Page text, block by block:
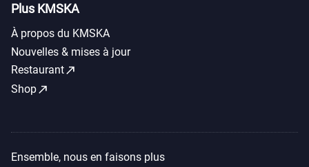
Plus KMSKA
À propos du KMSKA
Nouvelles & mises à jour
Restaurantcall_made
Shopcall_made
Ensemble, nous en faisons plus